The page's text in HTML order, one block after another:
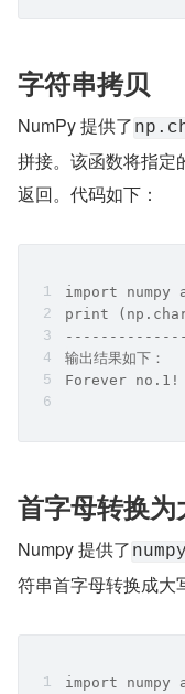
字符串拷贝
NumPy 提供了
拼接。该函数将指定
返回。代码如下：
import numpy
print
输出结果如下：
Forever
首字母转换为
Numpy 提供了
符串首字母转换成大
import numpy